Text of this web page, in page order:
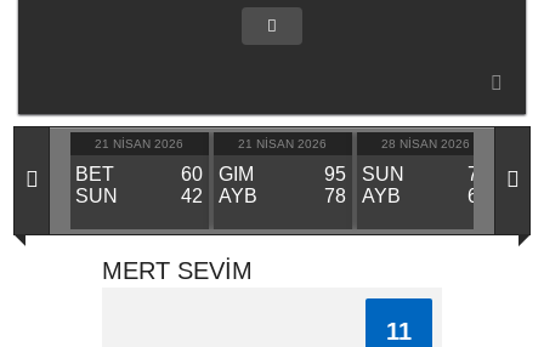
21 NISAN 2026
BET
60
SUN
42
21 NISAN 2026
GIM
95
AYB
78
28 NISAN 2026
SUN
70
AYB
66
GIM
MERT SEVİM
11